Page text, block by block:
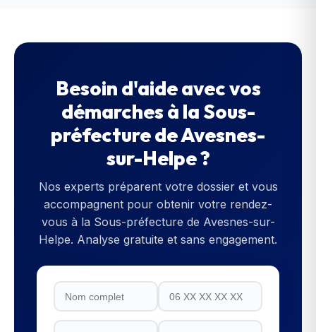
Besoin d'aide avec vos
démarches à laSous-
préfecture de Avesnes-
sur-Helpe?
Nos experts préparent votre dossier et vous
accompagnent pour obtenir votre rendez-
vous à la Sous-préfecture de Avesnes-sur-
Helpe. Analyse gratuite et sans engagement.